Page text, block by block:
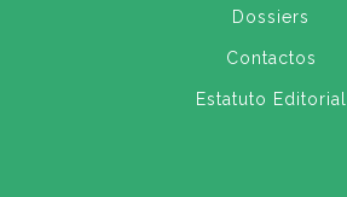
Dossiers
Contactos
Estatuto Editorial